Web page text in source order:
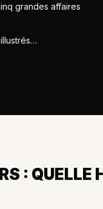
grandes affaires
: QUELLE